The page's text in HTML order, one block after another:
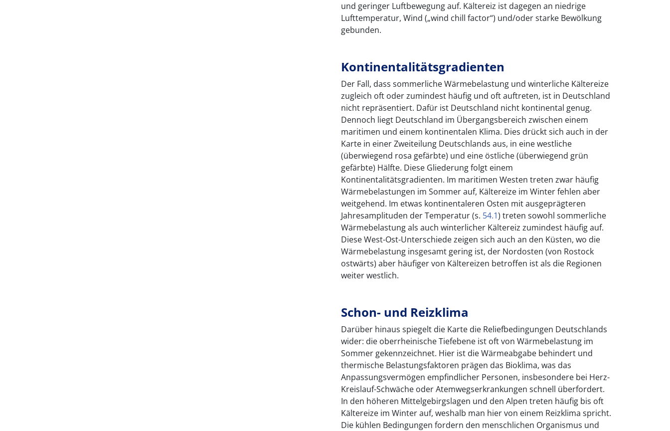
und geringer Luftbewegung auf. Kältereiz ist dagegen an niedrige
Lufttemperatur, Wind („wind chill factor“) und/oder starke Bewölkung
gebunden.
Kontinentalitätsgradienten
Der Fall, dass sommerliche Wärmebelastung und winterliche Kältereize
zugleich oft oder zumindest häufig und oft auftreten, ist in Deutschland
nicht repräsentiert. Dafür ist Deutschland nicht kontinental genug.
Dennoch liegt Deutschland im Übergangsbereich zwischen einem
maritimen und einem kontinentalen Klima. Dies drückt sich auch in der
Karte in einer Zweiteilung Deutschlands aus, in eine westliche
(überwiegend rosa gefärbte) und eine östliche (überwiegend grün
gefärbte) Hälfte. Diese Gliederung folgt einem
Kontinentalitätsgradienten. Im maritimen Westen treten zwar häufig
Wärmebelastungen im Sommer auf, Kältereize im Winter fehlen aber
weitgehend. Im etwas kontinentaleren Osten mit ausgeprägteren
Jahresamplituden der Temperatur (s. 54.1) treten sowohl sommerliche
Wärmebelastung als auch winterlicher Kältereiz zumindest häufig auf.
Diese West-Ost-Unterschiede zeigen sich auch an den Küsten, wo die
Wärmebelastung insgesamt gering ist, der Nordosten (von Rostock
ostwärts) aber häufiger von Kältereizen betroffen ist als die Regionen
weiter westlich.
Schon- und Reizklima
Darüber hinaus spiegelt die Karte die Reliefbedingungen Deutschlands
wider: die oberrheinische Tiefebene ist oft von Wärmebelastung im
Sommer gekennzeichnet. Hier ist die Wärmeabgabe behindert und
thermische Belastungsfaktoren prägen das Bioklima, was das
Anpassungsvermögen empfindlicher Personen, insbesondere bei Herz-
Kreislauf-Schwäche oder Atemwegserkrankungen schnell überfordert.
In den höheren Mittelgebirgslagen und den Alpen treten häufig bis oft
Kältereize im Winter auf, weshalb man hier von einem Reizklima spricht.
Die kühlen Bedingungen fordern den menschlichen Organismus und